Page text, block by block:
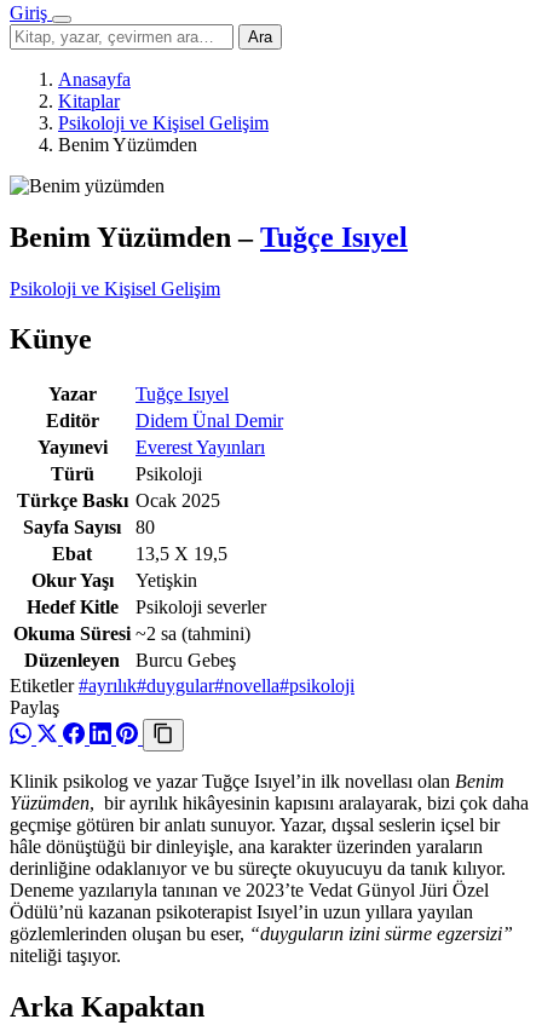
Giriş
Menü
Sitede
ara
Ara
Anasayfa
Kitaplar
Psikoloji ve Kişisel Gelişim
Benim Yüzümden
Benim Yüzümden–Tuğçe Isıyel
Psikoloji ve Kişisel Gelişim
Künye
Yazar
Tuğçe Isıyel
Editör
Didem Ünal Demir
Yayınevi
Everest Yayınları
Türü
Psikoloji
Türkçe Baskı Ocak 2025
Sayfa Sayısı
80
Ebat
13,5 X 19,5
Okur Yaşı
Yetişkin
Hedef Kitle
Psikoloji severler
Okuma Süresi ~2 sa (tahmini)
Düzenleyen
Burcu Gebeş
Etiketler #ayrılık#duygular#novella#psikoloji
Paylaş
Klinik psikolog ve yazar Tuğçe Isıyel’in ilk novellası olan Benim
Yüzümden, bir ayrılık hikâyesinin kapısını aralayarak, bizi çok daha
geçmişe götüren bir anlatı sunuyor. Yazar, dışsal seslerin içsel bir
hâle dönüştüğü bir dinleyişle, ana karakter üzerinden yaraların
derinliğine odaklanıyor ve bu süreçte okuyucuyu da tanık kılıyor.
Deneme yazılarıyla tanınan ve 2023’te Vedat Günyol Jüri Özel
Ödülü’nü kazanan psikoterapist Isıyel’in uzun yıllara yayılan
gözlemlerinden oluşan bu eser, “duyguların izini sürme egzersizi”
niteliği taşıyor.
Arka Kapaktan